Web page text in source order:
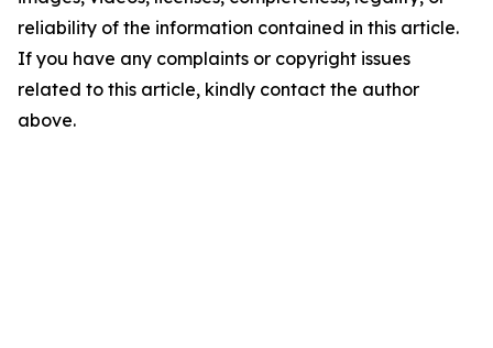
reliability of the information contained in this article.
If you have any complaints or copyright issues
related to this article, kindly contact the author
above.